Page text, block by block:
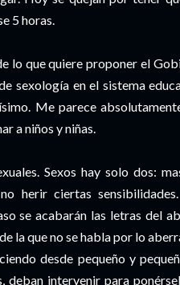
5 horas.
lo que quiere proponer el
sexología en el sistema
Me parece
a niños y niñas.
Sexos hay solo dos:
herir ciertas sensibilidades.
se acabarán las letras del
la que no se habla por lo
desde pequeño y
deban intervenir para